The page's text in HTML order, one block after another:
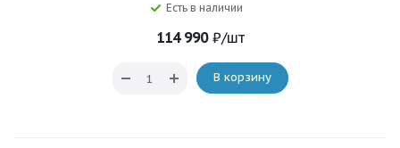
Есть в наличии
114 990₽/шт
В корзину